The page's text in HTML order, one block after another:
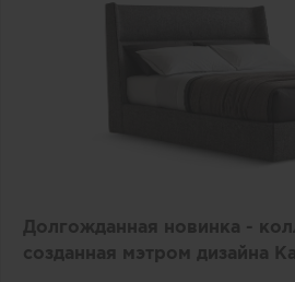
Долгожданная новинка -
созданная мэтром дизайна